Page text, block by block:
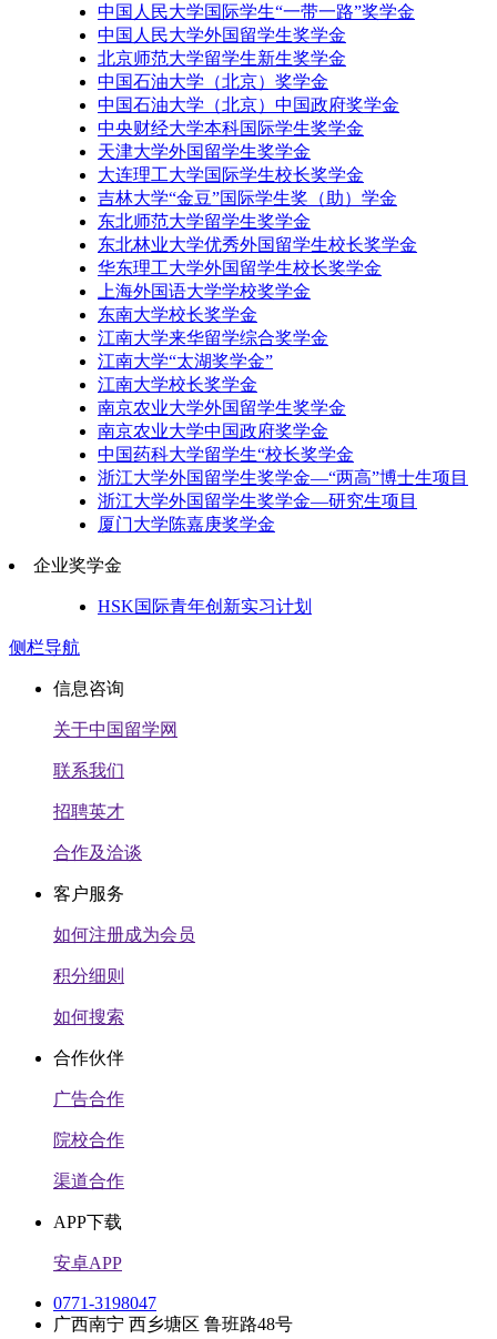
中国人民大学国际学生“一带一路”奖学金
中国人民大学外国留学生奖学金
北京师范大学留学生新生奖学金
中国石油大学（北京）奖学金
中国石油大学（北京）中国政府奖学金
中央财经大学本科国际学生奖学金
天津大学外国留学生奖学金
大连理工大学国际学生校长奖学金
吉林大学“金豆”国际学生奖（助）学金
东北师范大学留学生奖学金
东北林业大学优秀外国留学生校长奖学金
华东理工大学外国留学生校长奖学金
上海外国语大学学校奖学金
东南大学校长奖学金
江南大学来华留学综合奖学金
江南大学“太湖奖学金”
江南大学校长奖学金
南京农业大学外国留学生奖学金
南京农业大学中国政府奖学金
中国药科大学留学生“校长奖学金
浙江大学外国留学生奖学金—“两高”博士生项目
浙江大学外国留学生奖学金—研究生项目
厦门大学陈嘉庚奖学金
企业奖学金
HSK国际青年创新实习计划
侧栏导航
信息咨询
关于中国留学网
联系我们
招聘英才
合作及洽谈
客户服务
如何注册成为会员
积分细则
如何搜索
合作伙伴
广告合作
院校合作
渠道合作
APP下载
安卓APP
0771-3198047
广西南宁 西乡塘区 鲁班路48号